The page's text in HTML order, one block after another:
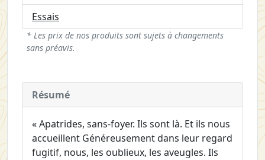
Essais
* Les prix de nos produits sont sujets à changements
sans préavis.
Résumé
« Apatrides, sans-foyer. Ils sont là. Et ils nous
accueillent Généreusement dans leur regard
fugitif, nous, les oublieux, les aveugles. Ils